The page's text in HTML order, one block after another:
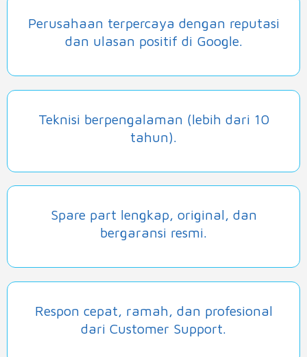
Perusahaan terpercaya dengan reputasi
dan ulasan positif di Google.
Teknisi berpengalaman (lebih dari 10
tahun).
Spare part lengkap, original, dan
bergaransi resmi.
Respon cepat, ramah, dan profesional
dari Customer Support.